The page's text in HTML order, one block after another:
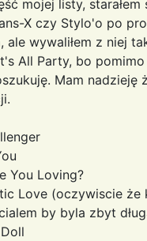
mojej listy,
X czy Stylo'o po
ale wywaliłem z niej
All Party, bo
Mam nadzieję
You Loving?
Love (oczywiscie
by byla zbyt